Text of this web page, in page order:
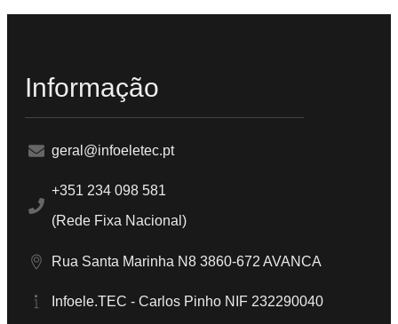
Informação
geral@infoeletec.pt
+351 234 098 581
(Rede Fixa Nacional)
Rua Santa Marinha N8 3860-672 AVANCA
Infoele.TEC - Carlos Pinho NIF 232290040